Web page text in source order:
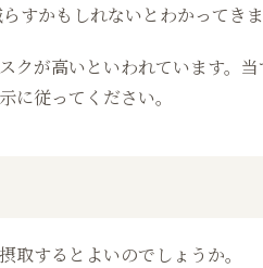
すかもしれないとわかってきま
クが高いといわれています。
従ってください。
するとよいのでしょうか。